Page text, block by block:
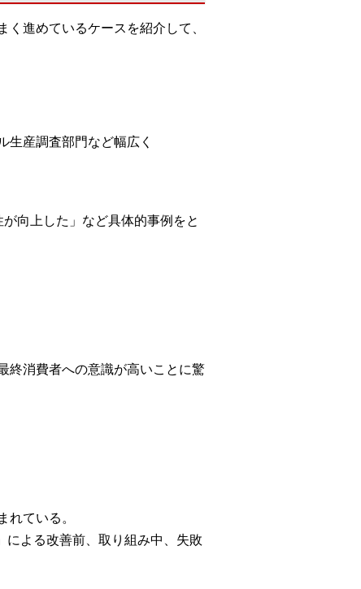
進めているケースを紹介して、
生産調査部門など幅広く
向上した」など具体的事例をと
終消費者への意識が高いことに驚
ている。
よる改善前、取り組み中、失敗